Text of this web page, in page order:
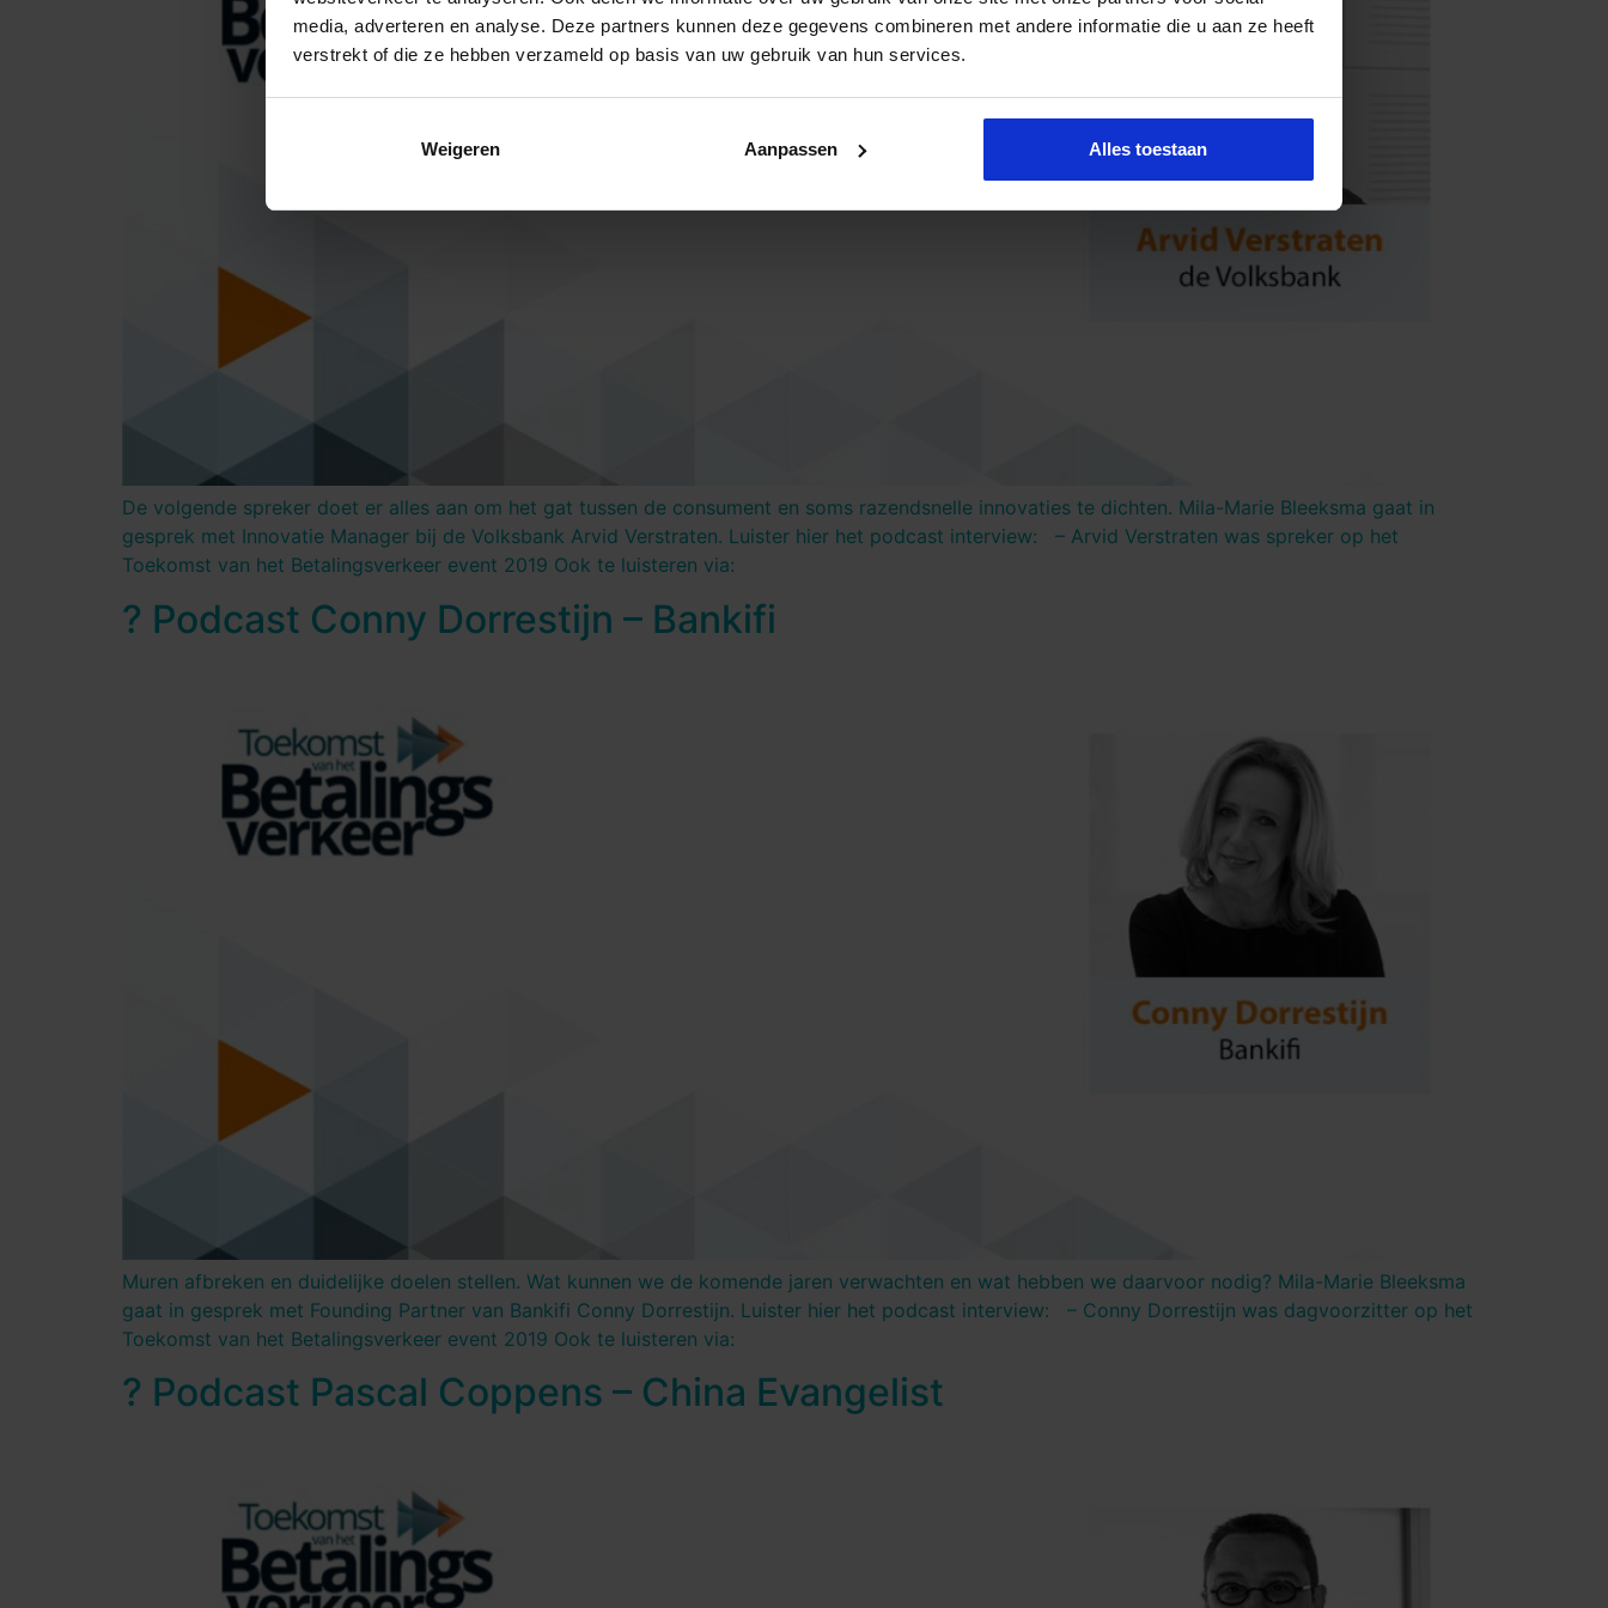
media, adverteren en analyse. Deze partners kunnen deze gegevens combineren met andere informatie die u aan ze heeft
verstrekt of die ze hebben verzameld op basis van uw gebruik van hun services.
Weigeren Aanpassen Alles toestaan
De volgende spreker doet er alles aan om het gat tussen de consument en soms razendsnelle innovaties te dichten. Mila-Marie Bleeksma gaat in
gesprek met Innovatie Manager bij de Volksbank Arvid Verstraten. Luister hier het podcast interview: – Arvid Verstraten was spreker op het
Toekomst van het Betalingsverkeer event 2019 Ook te luisteren via:
?️ Podcast Conny Dorrestijn – Bankifi
Muren afbreken en duidelijke doelen stellen. Wat kunnen we de komende jaren verwachten en wat hebben we daarvoor nodig? Mila-Marie Bleeksma
gaat in gesprek met Founding Partner van Bankifi Conny Dorrestijn. Luister hier het podcast interview: – Conny Dorrestijn was dagvoorzitter op het
Toekomst van het Betalingsverkeer event 2019 Ook te luisteren via:
?️ Podcast Pascal Coppens – China Evangelist